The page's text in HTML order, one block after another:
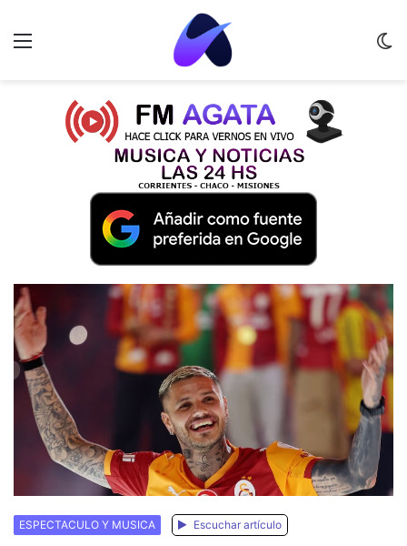
ESPECTACULO Y MUSICA Escuchar artículo